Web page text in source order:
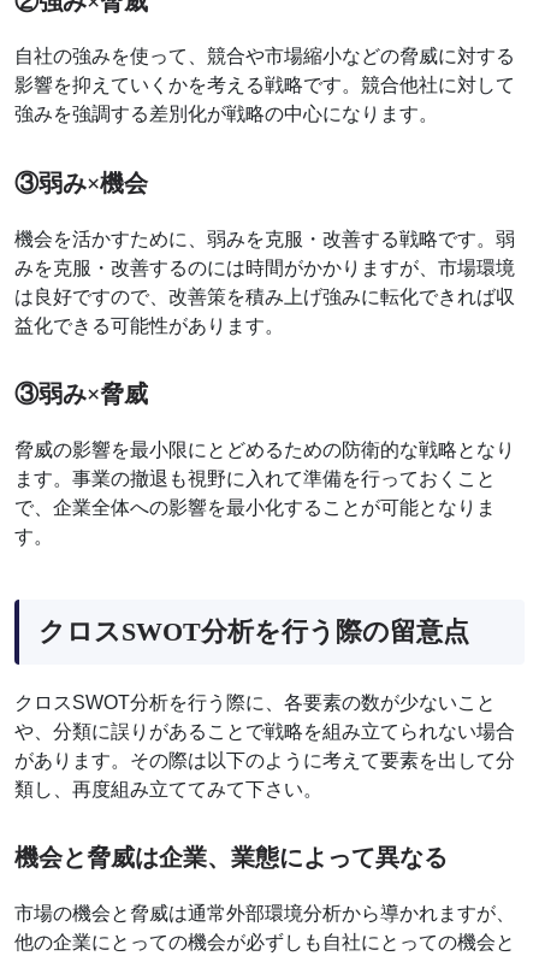
自社の強みを使って、競合や市場縮小などの脅威に対する
影響を抑えていくかを考える戦略です。競合他社に対して
強みを強調する差別化が戦略の中心になります。
③弱み×機会
機会を活かすために、弱みを克服・改善する戦略です。弱
みを克服・改善するのには時間がかかりますが、市場環境
は良好ですので、改善策を積み上げ強みに転化できれば収
益化できる可能性があります。
③弱み×脅威
脅威の影響を最小限にとどめるための防衛的な戦略となり
ます。事業の撤退も視野に入れて準備を行っておくこと
で、企業全体への影響を最小化することが可能となりま
す。
クロスSWOT分析を行う際の留意点
クロスSWOT分析を行う際に、各要素の数が少ないこと
や、分類に誤りがあることで戦略を組み立てられない場合
があります。その際は以下のように考えて要素を出して分
類し、再度組み立ててみて下さい。
機会と脅威は企業、業態によって異なる
市場の機会と脅威は通常外部環境分析から導かれますが、
他の企業にとっての機会が必ずしも自社にとっての機会と